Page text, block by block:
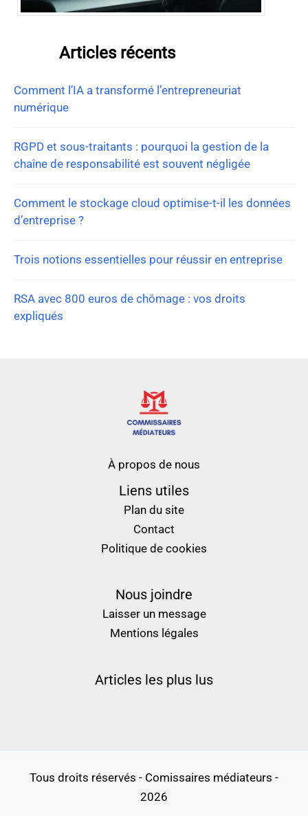
Articles récents
Comment l’IA a transformé l’entrepreneuriat
numérique
RGPD et sous-traitants : pourquoi la gestion de la
chaîne de responsabilité est souvent négligée
Comment le stockage cloud optimise-t-il les données
d’entreprise ?
Trois notions essentielles pour réussir en entreprise
RSA avec 800 euros de chômage : vos droits
expliqués
À propos de nous
Liens utiles
Plan du site
Contact
Politique de cookies
Nous joindre
Laisser un message
Mentions légales
Articles les plus lus
Tous droits réservés - Comissaires médiateurs -
2026